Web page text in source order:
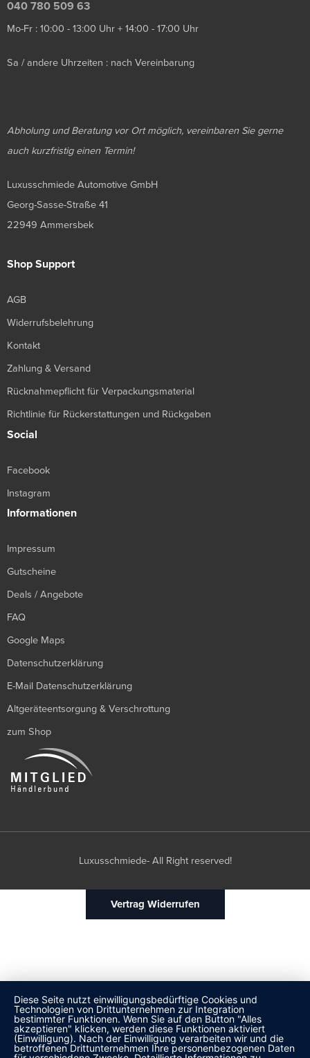
040 780 509 63
Mo-Fr : 10:00 - 13:00 Uhr + 14:00 - 17:00 Uhr
Sa / andere Uhrzeiten : nach Vereinbarung
Abholung und Beratung vor Ort möglich, vereinbaren Sie gerne
auch kurzfristig einen Termin!
Luxusschmiede Automotive GmbH
Georg-Sasse-Straße 41
22949 Ammersbek
Shop Support
AGB
Widerrufsbelehrung
Kontakt
Zahlung & Versand
Rücknahmepflicht für Verpackungsmaterial
Richtlinie für Rückerstattungen und Rückgaben
Social
Facebook
Instagram
Informationen
Impressum
Gutscheine
Deals / Angebote
FAQ
Google Maps
Datenschutzerklärung
E-Mail Datenschutzerklärung
Altgeräteentsorgung & Verschrottung
zum Shop
Luxusschmiede- All Right reserved!
Vertrag Widerrufen
Diese Seite nutzt einwilligungsbedürftige Cookies und
Technologien von Drittunternehmen zur Integration
bestimmter Funktionen. Wenn Sie auf den Button "Alles
akzeptieren" klicken, werden diese Funktionen aktiviert
(Einwilligung). Nach der Einwilligung verarbeiten wir und die
betroffenen Drittunternehmen Ihre personenbezogenen Daten